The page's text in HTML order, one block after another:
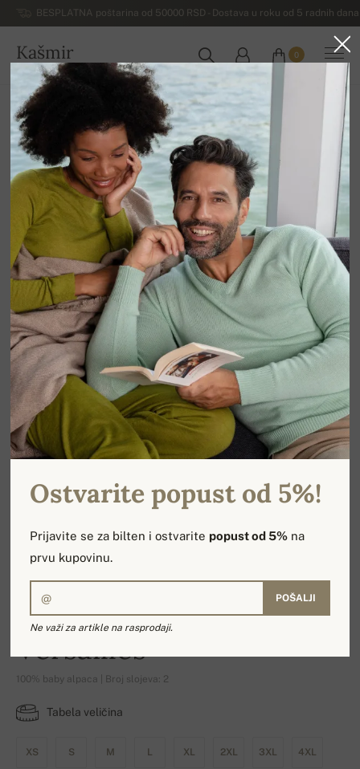
BESPLATNA poštarina od 50000 RSD - Dostava u roku od 5 radnih
Kašmir
SRBIJA
0
Početna
Luksuzni ženski džemperi od kašmira
Ženski džemperi od alpake
Versailles
100% baby alpaca | Broj slojeva: 2
Tabela veličina
XS S M L XL 2XL 3XL 4XL
Ostvarite popust od 5%!
Prijavite se za bilten i ostvarite popust od 5% na
prvu kupovinu.
POŠALJI
Ne važi za artikle na rasprodaji.